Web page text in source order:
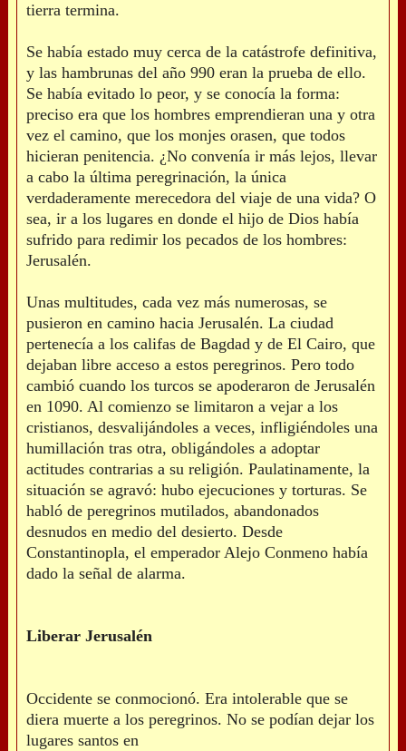
tierra termina.
Se había estado muy cerca de la catástrofe definitiva,
y las hambrunas del año 990 eran la prueba de ello.
Se había evitado lo peor, y se conocía la forma:
preciso era que los hombres emprendieran una y otra
vez el camino, que los monjes orasen, que todos
hicieran penitencia. ¿No convenía ir más lejos, llevar
a cabo la última peregrinación, la única
verdaderamente merecedora del viaje de una vida? O
sea, ir a los lugares en donde el hijo de Dios había
sufrido para redimir los pecados de los hombres:
Jerusalén.
Unas multitudes, cada vez más numerosas, se
pusieron en camino hacia Jerusalén. La ciudad
pertenecía a los califas de Bagdad y de El Cairo, que
dejaban libre acceso a estos peregrinos. Pero todo
cambió cuando los turcos se apoderaron de Jerusalén
en 1090. Al comienzo se limitaron a vejar a los
cristianos, desvalijándoles a veces, infligiéndoles una
humillación tras otra, obligándoles a adoptar
actitudes contrarias a su religión. Paulatinamente, la
situación se agravó: hubo ejecuciones y torturas. Se
habló de peregrinos mutilados, abandonados
desnudos en medio del desierto. Desde
Constantinopla, el emperador Alejo Conmeno había
dado la señal de alarma.
Liberar Jerusalén
Occidente se conmocionó. Era intolerable que se
diera muerte a los peregrinos. No se podían dejar los
lugares santos en